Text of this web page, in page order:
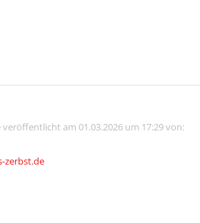
am 01.03.2026 um 17:29 von:
zerbst.de